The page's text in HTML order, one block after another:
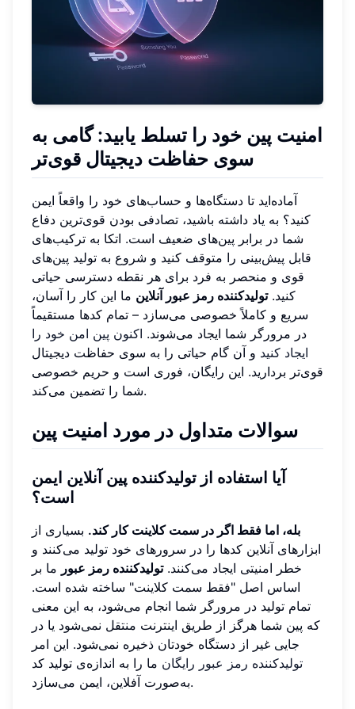
امنیت پین خود را تسلط یابید: گامی به
سوی حفاظت دیجیتال قوی‌تر
آماده‌اید تا دستگاه‌ها و حساب‌های خود را واقعاً ایمن
کنید؟ به یاد داشته باشید، تصادفی بودن قوی‌ترین دفاع
شما در برابر پین‌های ضعیف است. اتکا به ترکیب‌های
قابل پیش‌بینی را متوقف کنید و شروع به تولید پین‌های
قوی و منحصر به فرد برای هر نقطه دسترسی حیاتی
کنید.تولیدکننده رمز عبور آنلاین ما این کار را آسان،
سریع و کاملاً خصوصی می‌سازد – تمام کدها مستقیماً
در مرورگر شما ایجاد می‌شوند. اکنون پین امن خود را
ایجاد کنید و آن گام حیاتی را به سوی حفاظت دیجیتال
قوی‌تر بردارید. این رایگان، فوری است و حریم خصوصی
شما را تضمین می‌کند.
سوالات متداول در مورد امنیت پین
آیا استفاده از تولیدکننده پین آنلاین ایمن
است؟
بله، اما فقط اگر در سمت کلاینت کار کند. بسیاری از
ابزارهای آنلاین کدها را در سرورهای خود تولید می‌کنند و
خطر امنیتی ایجاد می‌کنند.تولیدکننده رمز عبور ما بر
اساس اصل "فقط سمت کلاینت" ساخته شده است.
تمام تولید در مرورگر شما انجام می‌شود، به این معنی
که پین شما هرگز از طریق اینترنت منتقل نمی‌شود یا در
جایی غیر از دستگاه خودتان ذخیره نمی‌شود. این امر
تولیدکننده رمز عبور رایگان ما را به اندازه‌ی تولید کد
به‌صورت آفلاین، ایمن می‌سازد.